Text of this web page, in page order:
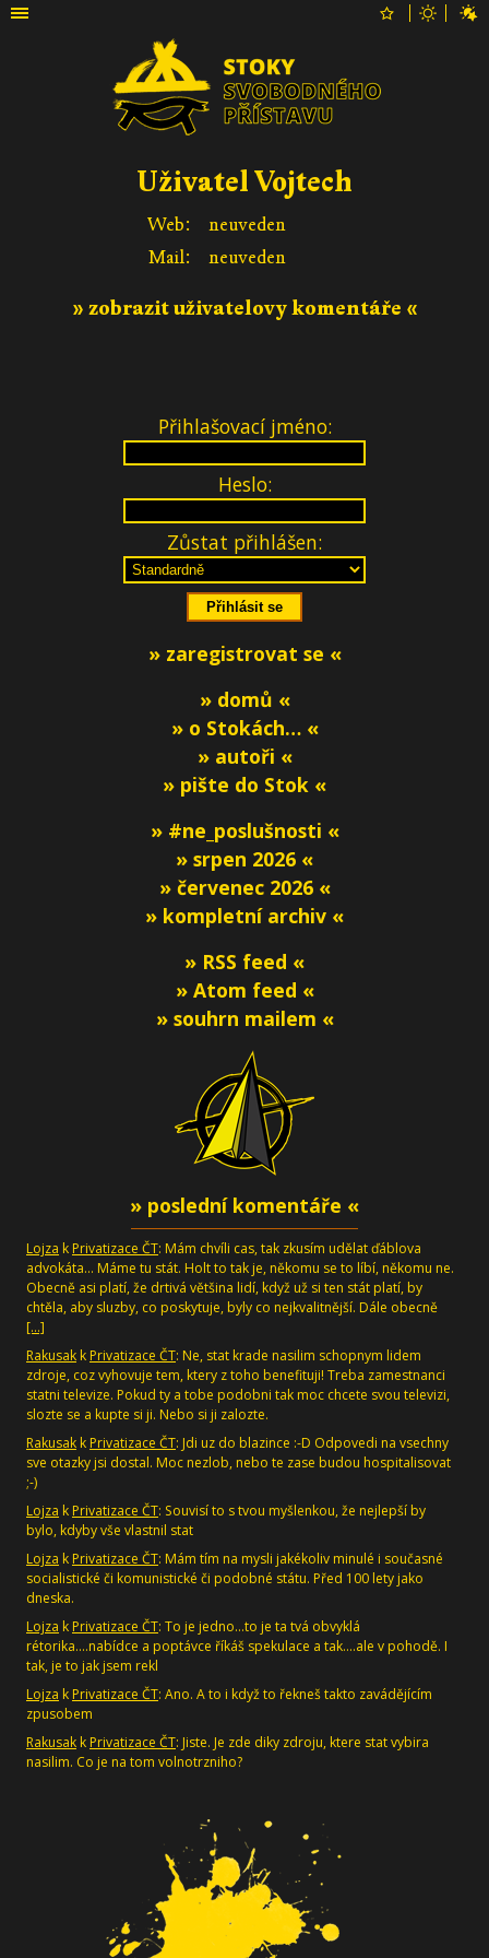
Uživatel Vojtech
Web:
neuveden
Mail:
neuveden
» zobrazit uživatelovy komentáře «
Přihlašovací jméno:
Heslo:
Zůstat přihlášen:
» zaregistrovat se «
» domů «
» o Stokách… «
» autoři «
» pište do Stok «
» #ne_poslušnosti «
» srpen 2026 «
» červenec 2026 «
» kompletní archiv «
» RSS feed «
» Atom feed «
» souhrn mailem «
» poslední komentáře «
Lojza k Privatizace ČT: Mám chvíli cas, tak zkusím udělat ďáblova
advokáta... Máme tu stát. Holt to tak je, někomu se to líbí, někomu ne.
Obecně asi platí, že drtivá většina lidí, když už si ten stát platí, by
chtěla, aby sluzby, co poskytuje, byly co nejkvalitnější. Dále obecně
[…]
Rakusak k Privatizace ČT: Ne, stat krade nasilim schopnym lidem
zdroje, coz vyhovuje tem, ktery z toho benefituji! Treba zamestnanci
statni televize. Pokud ty a tobe podobni tak moc chcete svou televizi,
slozte se a kupte si ji. Nebo si ji zalozte.
Rakusak k Privatizace ČT: Jdi uz do blazince :-D Odpovedi na vsechny
sve otazky jsi dostal. Moc nezlob, nebo te zase budou hospitalisovat
;-)
Lojza k Privatizace ČT: Souvisí to s tvou myšlenkou, že nejlepší by
bylo, kdyby vše vlastnil stat
Lojza k Privatizace ČT: Mám tím na mysli jakékoliv minulé i současné
socialistické či komunistické či podobné státu. Před 100 lety jako
dneska.
Lojza k Privatizace ČT: To je jedno...to je ta tvá obvyklá
rétorika....nabídce a poptávce říkáš spekulace a tak....ale v pohodě. I
tak, je to jak jsem rekl
Lojza k Privatizace ČT: Ano. A to i když to řekneš takto zavádějícím
zpusobem
Rakusak k Privatizace ČT: Jiste. Je zde diky zdroju, ktere stat vybira
nasilim. Co je na tom volnotrzniho?